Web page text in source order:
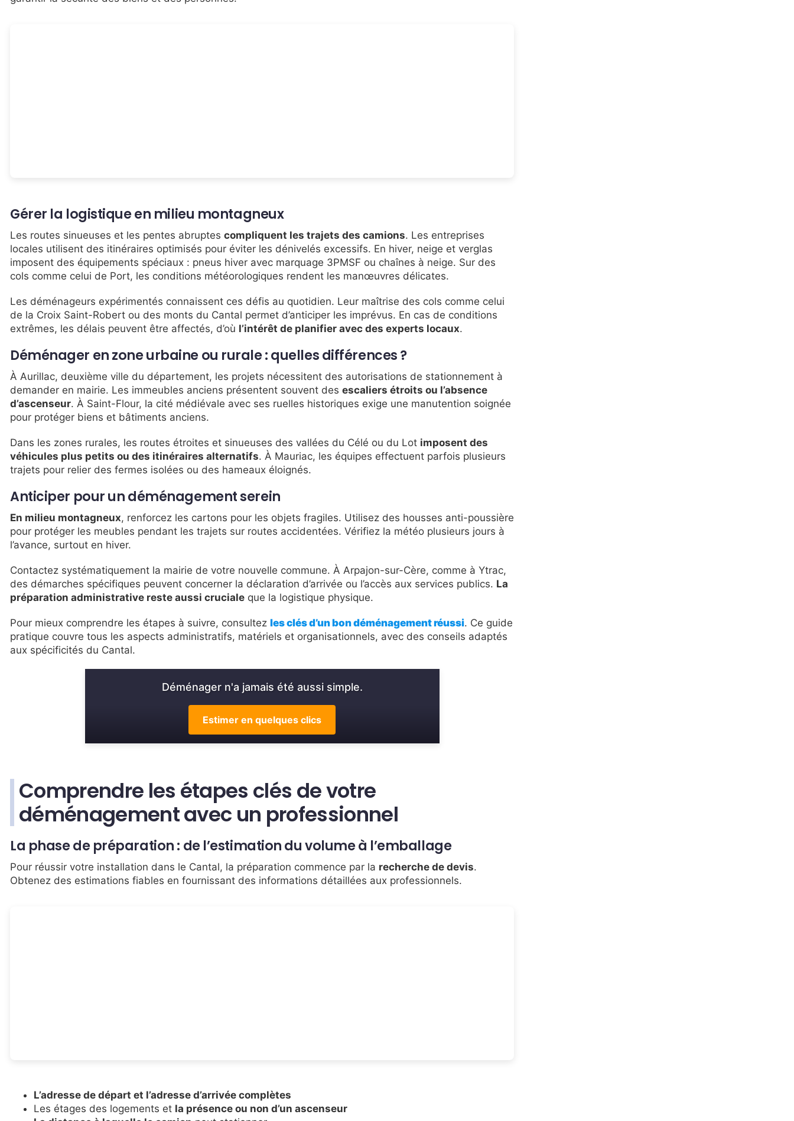
Gérer la logistique en milieu montagneux
Les routes sinueuses et les pentes abruptes compliquent les trajets des camions. Les entreprises
locales utilisent des itinéraires optimisés pour éviter les dénivelés excessifs. En hiver, neige et verglas
imposent des équipements spéciaux : pneus hiver avec marquage 3PMSF ou chaînes à neige. Sur des
cols comme celui de Port, les conditions météorologiques rendent les manœuvres délicates.
Les déménageurs expérimentés connaissent ces défis au quotidien. Leur maîtrise des cols comme celui
de la Croix Saint-Robert ou des monts du Cantal permet d’anticiper les imprévus. En cas de conditions
extrêmes, les délais peuvent être affectés, d’où l’intérêt de planifier avec des experts locaux.
Déménager en zone urbaine ou rurale : quelles différences ?
À Aurillac, deuxième ville du département, les projets nécessitent des autorisations de stationnement à
demander en mairie. Les immeubles anciens présentent souvent des escaliers étroits ou l’absence
d’ascenseur. À Saint-Flour, la cité médiévale avec ses ruelles historiques exige une manutention soignée
pour protéger biens et bâtiments anciens.
Dans les zones rurales, les routes étroites et sinueuses des vallées du Célé ou du Lot imposent des
véhicules plus petits ou des itinéraires alternatifs. À Mauriac, les équipes effectuent parfois plusieurs
trajets pour relier des fermes isolées ou des hameaux éloignés.
Anticiper pour un déménagement serein
En milieu montagneux, renforcez les cartons pour les objets fragiles. Utilisez des housses anti-poussière
pour protéger les meubles pendant les trajets sur routes accidentées. Vérifiez la météo plusieurs jours à
l’avance, surtout en hiver.
Contactez systématiquement la mairie de votre nouvelle commune. À Arpajon-sur-Cère, comme à Ytrac,
des démarches spécifiques peuvent concerner la déclaration d’arrivée ou l’accès aux services publics. La
préparation administrative reste aussi cruciale que la logistique physique.
Pour mieux comprendre les étapes à suivre, consultez les clés d’un bon déménagement réussi. Ce guide
pratique couvre tous les aspects administratifs, matériels et organisationnels, avec des conseils adaptés
aux spécificités du Cantal.
Déménager n'a jamais été aussi simple.
Estimer en quelques clics
Comprendre les étapes clés de votre
déménagement avec un professionnel
La phase de préparation : de l’estimation du volume à l’emballage
Pour réussir votre installation dans le Cantal, la préparation commence par la recherche de devis.
Obtenez des estimations fiables en fournissant des informations détaillées aux professionnels.
L’adresse de départ et l’adresse d’arrivée complètes
Les étages des logements et la présence ou non d’un ascenseur